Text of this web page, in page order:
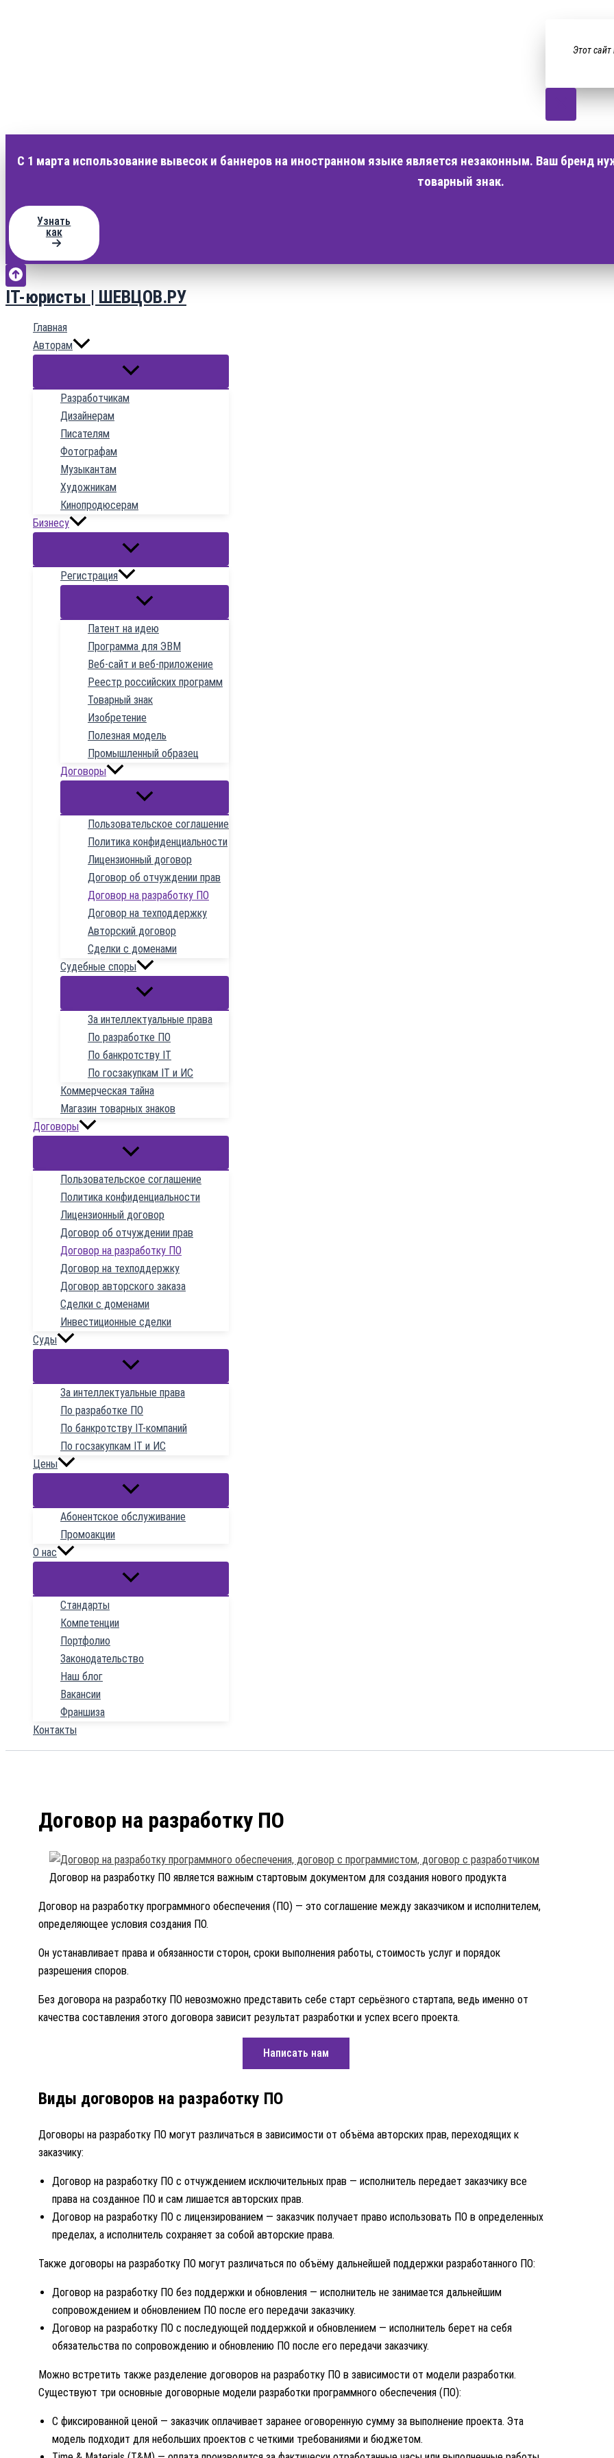
Этот
С 1 марта использование вывесок и баннеров на иностранном языке является незаконным. Ваш бренд
товарный знак.
Узнать
как
Перейти
содержимому
IT-юристы | ШЕВЦОВ.РУ
Главная
Авторам
Разработчикам
Дизайнерам
Писателям
Фотографам
Музыкантам
Художникам
Кинопродюсерам
Бизнесу
Регистрация
Патент на идею
Программа для ЭВМ
Веб-сайт и веб-приложение
Реестр российских программ
Товарный знак
Изобретение
Полезная модель
Промышленный образец
Договоры
Пользовательское соглашение
Политика конфиденциальности
Лицензионный договор
Договор об отчуждении прав
Договор на разработку ПО
Договор на техподдержку
Авторский договор
Сделки с доменами
Судебные споры
За интеллектуальные права
По разработке ПО
По банкротству IT
По госзакупкам IT и ИС
Коммерческая тайна
Магазин товарных знаков
Договоры
Пользовательское соглашение
Политика конфиденциальности
Лицензионный договор
Договор об отчуждении прав
Договор на разработку ПО
Договор на техподдержку
Договор авторского заказа
Сделки с доменами
Инвестиционные сделки
Суды
За интеллектуальные права
По разработке ПО
По банкротству IT-компаний
По госзакупкам IT и ИС
Цены
Абонентское обслуживание
Промоакции
О нас
Стандарты
Компетенции
Портфолио
Законодательство
Наш блог
Вакансии
Франшиза
Контакты
Договор на разработку ПО
Договор на разработку ПО является важным стартовым документом для создания нового продукта
Договор на разработку программного обеспечения (ПО) — это соглашение между заказчиком и исполнителем,
определяющее условия создания ПО.
Он устанавливает права и обязанности сторон, сроки выполнения работы, стоимость услуг и порядок
разрешения споров.
Без договора на разработку ПО невозможно представить себе старт серьёзного стартапа, ведь именно от
качества составления этого договора зависит результат разработки и успех всего проекта.
Написать нам
Виды договоров на разработку ПО
Договоры на разработку ПО могут различаться в зависимости от объёма авторских прав, переходящих к
заказчику:
Договор на разработку ПО с отчуждением исключительных прав — исполнитель передает заказчику все
права на созданное ПО и сам лишается авторских прав.
Договор на разработку ПО с лицензированием — заказчик получает право использовать ПО в определенных
пределах, а исполнитель сохраняет за собой авторские права.
Также договоры на разработку ПО могут различаться по объёму дальнейшей поддержки разработанного ПО:
Договор на разработку ПО без поддержки и обновления — исполнитель не занимается дальнейшим
сопровождением и обновлением ПО после его передачи заказчику.
Договор на разработку ПО с последующей поддержкой и обновлением — исполнитель берет на себя
обязательства по сопровождению и обновлению ПО после его передачи заказчику.
Можно встретить также разделение договоров на разработку ПО в зависимости от модели разработки.
Существуют три основные договорные модели разработки программного обеспечения (ПО):
С фиксированной ценой — заказчик оплачивает заранее оговоренную сумму за выполнение проекта. Эта
модель подходит для небольших проектов с четкими требованиями и бюджетом.